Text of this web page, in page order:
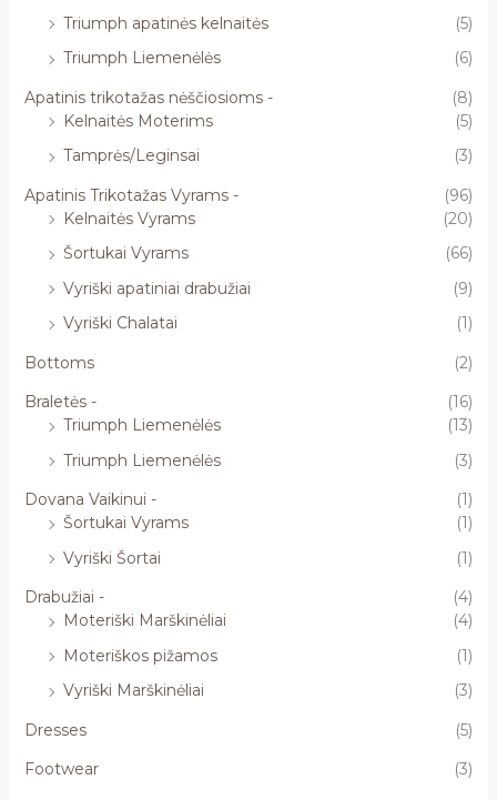
Triumph apatinės kelnaitės
(5)
Triumph Liemenėlės
(6)
Apatinis trikotažas nėščiosioms -
(8)
Kelnaitės Moterims
(5)
Tamprės/Leginsai
(3)
Apatinis Trikotažas Vyrams -
(96)
Kelnaitės Vyrams
(20)
Šortukai Vyrams
(66)
Vyriški apatiniai drabužiai
(9)
Vyriški Chalatai
(1)
Bottoms
(2)
Braletės -
(16)
Triumph Liemenėlės
(13)
Triumph Liemenėlės
(3)
Dovana Vaikinui -
(1)
Šortukai Vyrams
(1)
Vyriški Šortai
(1)
Drabužiai -
(4)
Moteriški Marškinėliai
(4)
Moteriškos pižamos
(1)
Vyriški Marškinėliai
(3)
Dresses
(5)
Footwear
(3)